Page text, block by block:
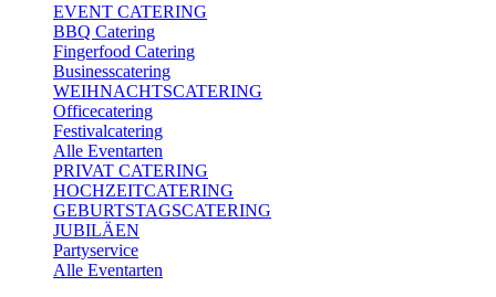
EVENT CATERING
BBQ Catering
Fingerfood Catering
Businesscatering
WEIHNACHTSCATERING
Officecatering
Festivalcatering
Alle Eventarten
PRIVAT CATERING
HOCHZEITCATERING
GEBURTSTAGSCATERING
JUBILÄEN
Partyservice
Alle Eventarten